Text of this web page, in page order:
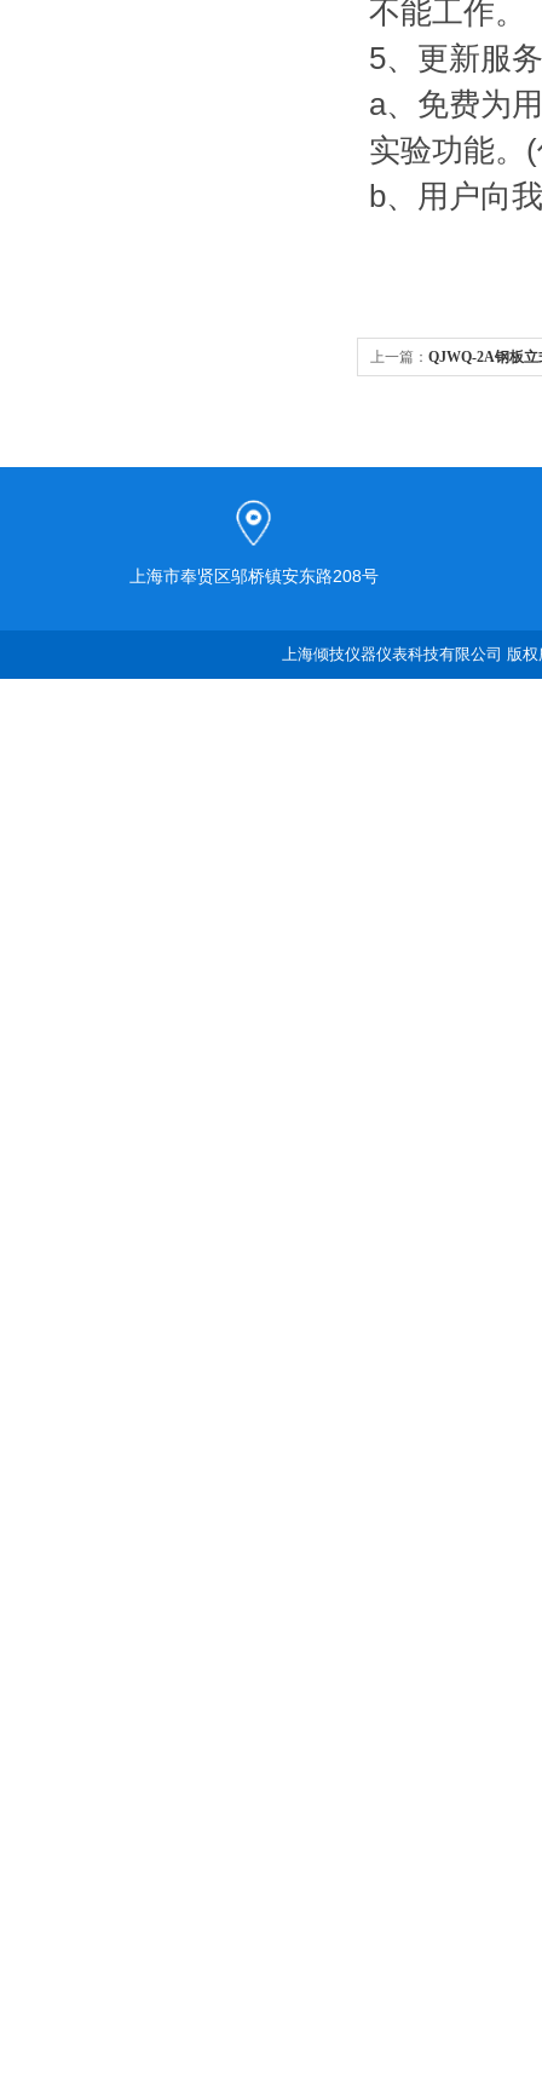
不能工作。
5、更新服
a、免费为
实验功能。
b、用户向
上一篇： QJWQ-2A钢板
上海市奉贤区邬桥镇安东路208号
上海倾技仪器仪表科技有限公司 版